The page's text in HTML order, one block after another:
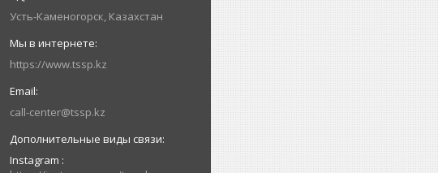
Усть-Каменогорск, Казахстан
https://www.tssp.kz
call-center@tssp.kz
Instagram